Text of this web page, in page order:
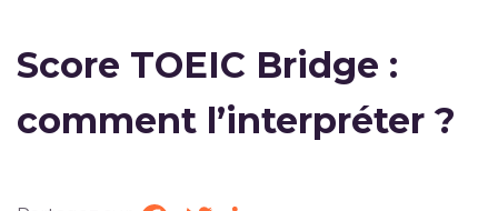
Score TOEIC Bridge :
comment l’interpréter ?